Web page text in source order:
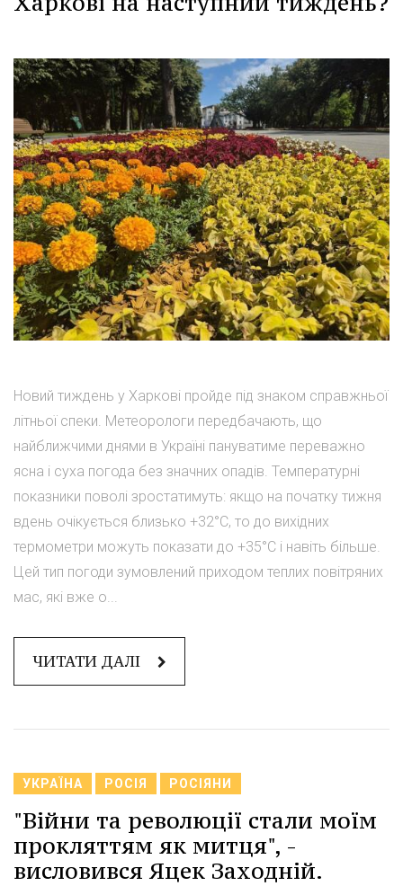
Новий тиждень у Харкові пройде під знаком справжньої
літньої спеки. Метеорологи передбачають, що
найближчими днями в Україні пануватиме переважно
ясна і суха погода без значних опадів. Температурні
показники поволі зростатимуть: якщо на початку тижня
вдень очікується близько +32°C, то до вихідних
термометри можуть показати до +35°C і навіть більше.
Цей тип погоди зумовлений приходом теплих повітряних
мас, які вже о...
ЧИТАТИ ДАЛІ
УКРАЇНА РОСІЯ РОСІЯНИ
"Війни та революції стали моїм
прокляттям як митця", -
висловився Яцек Заходній.